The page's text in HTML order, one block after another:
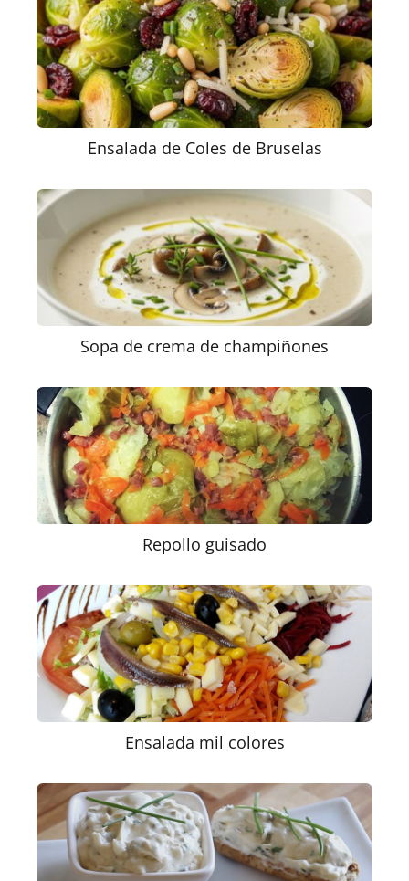
Ensalada de Coles de Bruselas
Sopa de crema de champiñones
Repollo guisado
Ensalada mil colores